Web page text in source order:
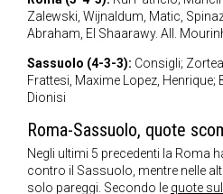
Zalewski, Wijnaldum, Matic,
Abraham, El Shaarawy. All.
Sassuolo (4-3-3): Consigli;
Frattesi, Maxime Lopez, Henrique;
Dionisi
Roma-Sassuolo, quote
Negli ultimi 5 precedenti la Roma
contro il Sassuolo, mentre nelle
solo pareggi. Secondo le quote